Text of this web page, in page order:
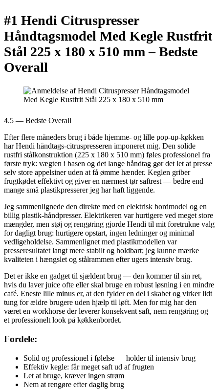
#1 Hendi Citruspresser
Håndtagsmodel Med Kegle Rustfrit
Stål 225 x 180 x 510 mm –Bedste
Overall
4.5 — Bedste Overall
Efter flere måneders brug i både hjemme- og lille pop-up-køkken
har Hendi håndtags-citruspresseren imponeret mig. Den solide
rustfri stålkonstruktion (225 x 180 x 510 mm) føles professionel fra
første tryk: vægten i basen og det lange håndtag gør det let at presse
selv store appelsiner uden at få ømme hænder. Keglen griber
frugtkødet effektivt og giver en nærmest tør saftrest — bedre end
mange små plastikpresserer jeg har haft liggende.
Jeg sammenlignede den direkte med en elektrisk bordmodel og en
billig plastik-håndpresser. Elektrikeren var hurtigere ved meget store
mængder, men støj og rengøring gjorde Hendi til mit foretrukne valg
for dagligt brug: hurtigere opstart, ingen ledninger og minimal
vedligeholdelse. Sammenlignet med plastikmodellen var
presseresultatet langt mere stabilt og holdbart; jeg kunne mærke
kvaliteten i hængslet og stålrammen efter ugers intensiv brug.
Det er ikke en gadget til sjældent brug — den kommer til sin ret,
hvis du laver juice ofte eller skal bruge en robust løsning i en mindre
café. Eneste lille minus er, at den fylder en del i skabet og virker lidt
tung for ældre brugere uden hjælp til løft. Men for mig har den
været en workhorse der leverer konsekvent saft, nem rengøring og
et professionelt look på køkkenbordet.
Fordele:
Solid og professionel i følelse — holder til intensiv brug
Effektiv kegle: får meget saft ud af frugten
Let at bruge, kræver ingen strøm
Nem at rengøre efter daglig brug